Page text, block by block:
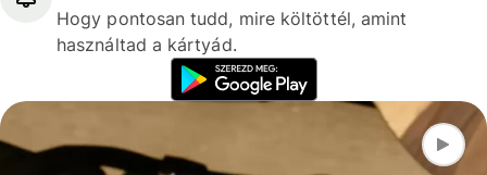
Hogy pontosan tudd, mire költöttél, amint
használtad a kártyád.